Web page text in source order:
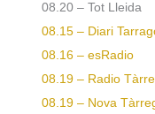
08.20 – Tot Lleida
08.15 – Diari
08.16 – esRadio
08.19 – Radio
08.19 – Nova